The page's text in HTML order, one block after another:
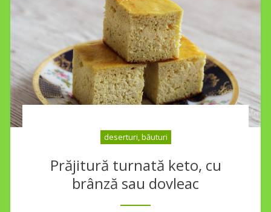
deserturi, băuturi
Prăjitură turnată keto, cu
brânză sau dovleac